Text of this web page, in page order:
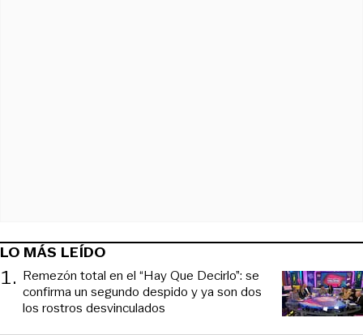
LO MÁS LEÍDO
1. Remezón total en el “Hay Que Decirlo”: se
confirma un segundo despido y ya son dos
los rostros desvinculados